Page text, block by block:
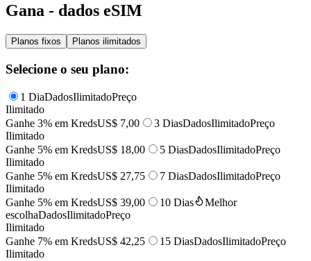
Gana - dados eSIM
Planos fixos Planos ilimitados
Selecione o seu plano:
1 DiaDadosIlimitadoPreço
Ilimitado
Ganhe 3% em KredsUS$ 7,00 3 DiasDadosIlimitadoPreço
Ilimitado
Ganhe 5% em KredsUS$ 18,00 5 DiasDadosIlimitadoPreço
Ilimitado
Ganhe 5% em KredsUS$ 27,75 7 DiasDadosIlimitadoPreço
Ilimitado
Ganhe 5% em KredsUS$ 39,00 10 Dias
Melhor
escolhaDadosIlimitadoPreço
Ilimitado
Ganhe 7% em KredsUS$ 42,25 15 DiasDadosIlimitadoPreço
Ilimitado